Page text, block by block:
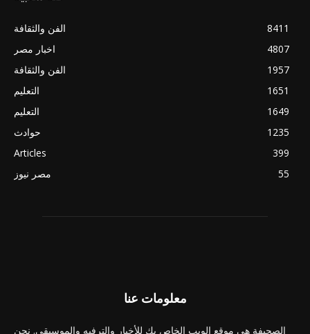
الفن والثقافة
8411
اخبار مصر
4807
الفن والثقافة
1957
التعليم
1651
التعليم
1649
حوادث
1235
Articles
399
مصر نيوز
55
معلومات عنا
الصحيفة هي موقع الويب الخاص بك للأخبار والترفيه والموسيقى. نحن